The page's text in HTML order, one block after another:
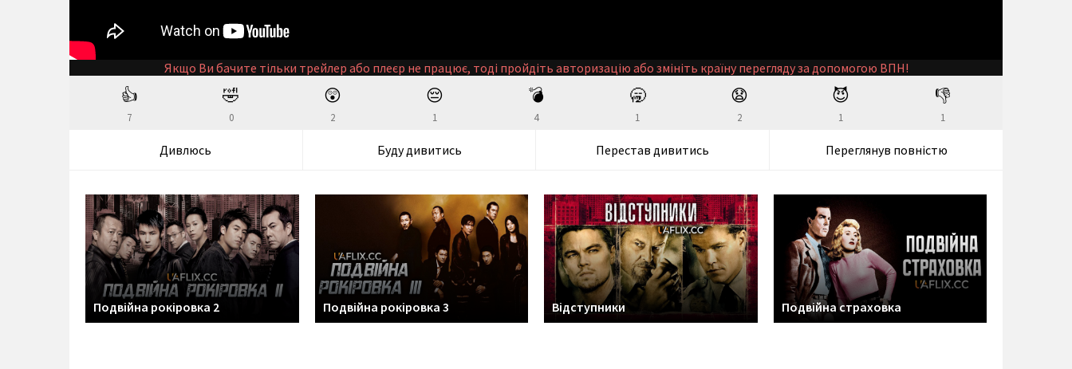
Якщо Ви бачите тільки трейлер або плеєр не працює, тоді пройдіть авторизацію або змініть країну перегляду за допомогою ВПН!
👍
7
🤣
0
😲
2
😔
1
💣
4
🥱
1
😧
2
😈
1
👎
1
Дивлюсь Буду дивитись Перестав дивитись Переглянув повністю
Подвійна рокіровка 2 Подвійна рокіровка 3 Відступники Подвійна страховка